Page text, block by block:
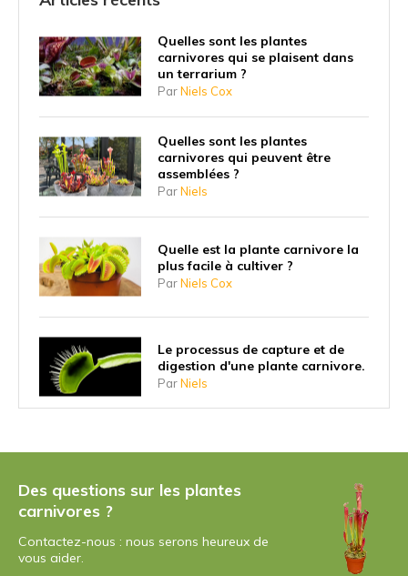
Quelles sont les plantes
carnivores qui se plaisent dans
un terrarium ?
ParNiels Cox
Quelles sont les plantes
carnivores qui peuvent être
assemblées ?
ParNiels
Quelle est la plante carnivore la
plus facile à cultiver ?
ParNiels Cox
Le processus de capture et de
digestion d'une plante carnivore.
ParNiels
ont-elles commencé à manger
Par Niels
Quelle est la plus grande plante
Des questions sur les plantes
carnivores ?
Contactez-nous : nous serons heureux de
vous aider.